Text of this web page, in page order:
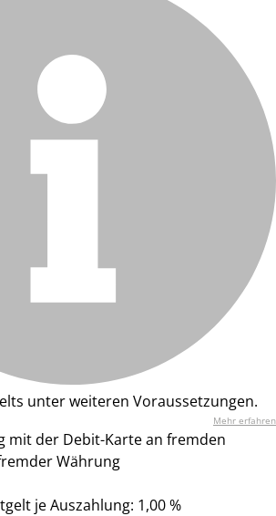
unter weiteren Voraussetzungen.
Mehr erfahren
mit der Debit-Karte an fremden
Währung
je Auszahlung: 1,00 %